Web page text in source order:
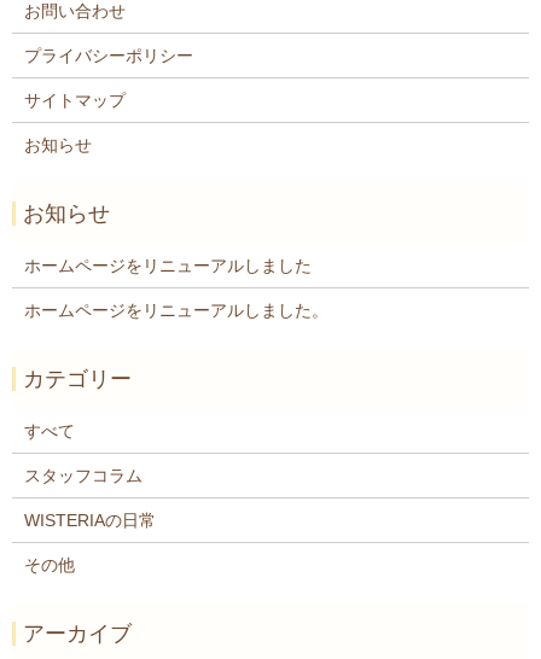
お問い合わせ
プライバシーポリシー
サイトマップ
お知らせ
お知らせ
ホームページをリニューアルしました
ホームページをリニューアルしました。
カテゴリー
すべて
スタッフコラム
WISTERIAの日常
その他
アーカイブ